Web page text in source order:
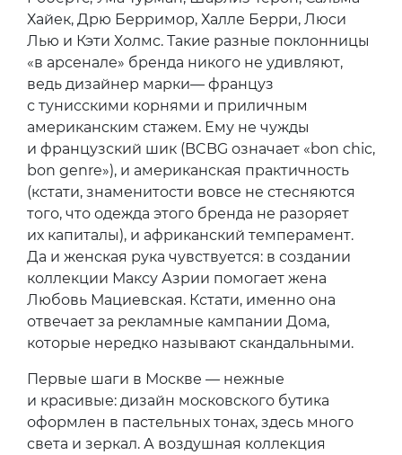
Хайек, Дрю Берримор, Халле Берри, Люси
Лью и Кэти Холмс. Такие разные поклонницы
«в арсенале» бренда никого не удивляют,
ведь дизайнер марки— француз
с тунисскими корнями и приличным
американским стажем. Ему не чужды
и французский шик (BCBG означает «bon chic,
bon genre»), и американская практичность
(кстати, знаменитости вовсе не стесняются
того, что одежда этого бренда не разоряет
их капиталы), и африканский темперамент.
Да и женская рука чувствуется: в создании
коллекции Максу Азрии помогает жена
Любовь Мациевская. Кстати, именно она
отвечает за рекламные кампании Дома,
которые нередко называют скандальными.
Первые шаги в Москве — нежные
и красивые: дизайн московского бутика
оформлен в пастельных тонах, здесь много
света и зеркал. А воздушная коллекция